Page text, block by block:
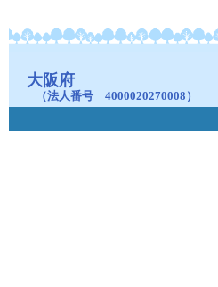
大阪府
（法人番号 4000020270008）